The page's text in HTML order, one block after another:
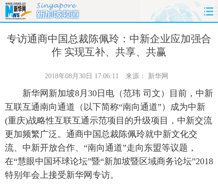
首页 时政 国际 财经
港澳 台湾 华人 汽车
科技 能源 房产 公司
图片 视频 彩票 食品
专访通商中国总裁陈佩玲：中新企业应加强合
作 实现互补、共享、共赢
2018年08月30日 17:06:11 来源： 新华网
新华网新加坡8月30日电（范玮 司文）目前，中新
互联互通南向通道（以下简称“南向通道”）成为中新
(重庆)战略性互联互通示范项目的升级项目，中新交流
更加频繁广泛。通商中国总裁陈佩玲就中新文化交
流、中新开放合作、“南向通道”走向东盟等议题，
在“慧眼中国环球论坛”暨“新加坡暨区域商务论坛”2018
特别年会上接受新华网专访。